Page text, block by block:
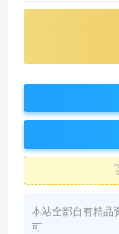
本站全部自有精品
可